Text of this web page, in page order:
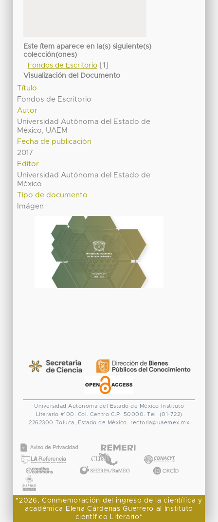
Este ítem aparece en la(s) siguiente(s)
colección(ones)
Fondos de Escritorio[1]
Visualización del Documento
Título
Fondos de Escritorio
Autor
Universidad Autónoma del Estado de
México, UAEM
Fecha de publicación
2017
Editor
Universidad Autónoma del Estado de
México
Tipo de documento
Imágen
Universidad Autónoma del Estado de México
Instituto
Literario #100. Col. Centro C.P. 50000. Tel. (01-722)
2262300 Toluca, Estado de México. rectoria@uaemex.mx
"2026, Conmemoración del ingreso de la científica y
académica Elena Cárdenas Guerrero al Instituto
científico Literario"